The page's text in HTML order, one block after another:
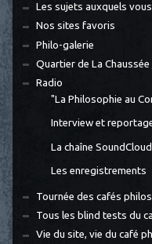
Les sujets auxquels
Nos sites favoris
Philo-galerie
Quartier de La
Radio
"La Philosophie au
Interview et
La chaîne
Les enregistrements
Tournée des cafés philos
Tous les blind tests du
Vie du site, vie du café